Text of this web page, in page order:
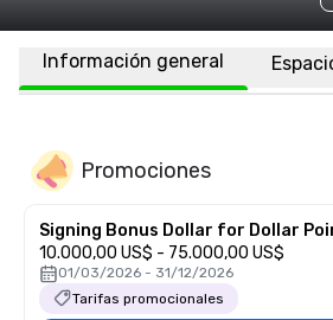
Información general
Promociones
Signing Bonus Dollar for Dollar
10.000,00 US$ - 75.000,00 US$
01/03/2026 - 31/12/2026
Tarifas promocionales